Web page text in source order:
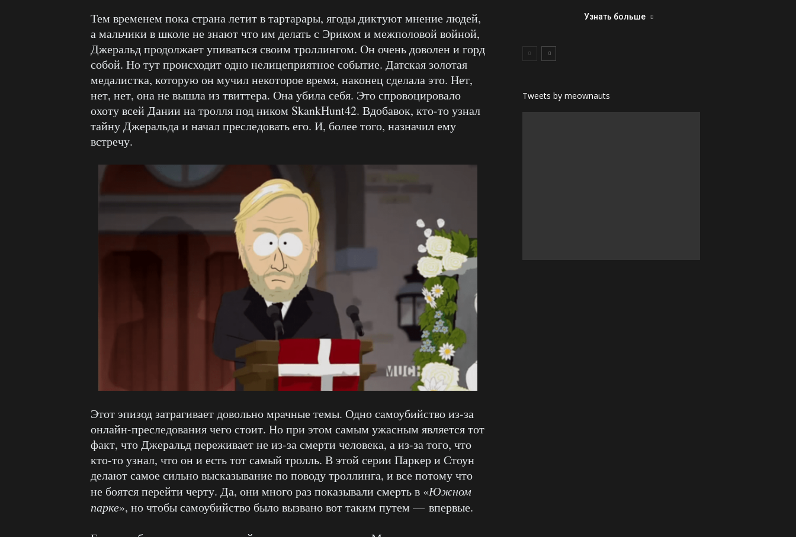
Тем временем пока страна летит в тартарары, ягоды диктуют мнение людей,
а мальчики в школе не знают что им делать с Эриком и межполовой войной,
Джеральд продолжает упиваться своим троллингом. Он очень доволен и горд
собой. Но тут происходит одно нелицеприятное событие. Датская золотая
медалистка, которую он мучил некоторое время, наконец сделала это. Нет,
нет, нет, она не вышла из твиттера. Она убила себя. Это спровоцировало
охоту всей Дании на тролля под ником SkankHunt42. Вдобавок, кто-то узнал
тайну Джеральда и начал преследовать его. И, более того, назначил ему
встречу.
Этот эпизод затрагивает довольно мрачные темы. Одно самоубийство из-за
онлайн-преследования чего стоит. Но при этом самым ужасным является тот
факт, что Джеральд переживает не из-за смерти человека, а из-за того, что
кто-то узнал, что он и есть тот самый тролль. В этой серии Паркер и Стоун
делают самое сильно высказывание по поводу троллинга, и все потому что
не боятся перейти черту. Да, они много раз показывали смерть в «Южном
парке», но чтобы самоубийство было вызвано вот таким путем — впервые.
Узнать больше
Tweets by meownauts